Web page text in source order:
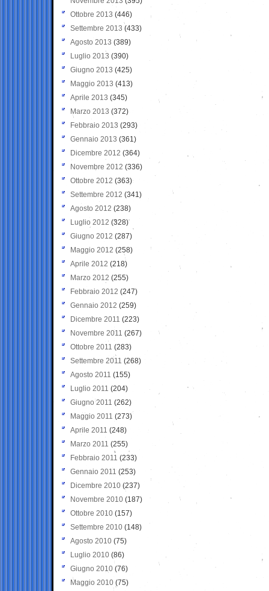
Ottobre 2013 (446)
Settembre 2013 (433)
Agosto 2013 (389)
Luglio 2013 (390)
Giugno 2013 (425)
Maggio 2013 (413)
Aprile 2013 (345)
Marzo 2013 (372)
Febbraio 2013 (293)
Gennaio 2013 (361)
Dicembre 2012 (364)
Novembre 2012 (336)
Ottobre 2012 (363)
Settembre 2012 (341)
Agosto 2012 (238)
Luglio 2012 (328)
Giugno 2012 (287)
Maggio 2012 (258)
Aprile 2012 (218)
Marzo 2012 (255)
Febbraio 2012 (247)
Gennaio 2012 (259)
Dicembre 2011 (223)
Novembre 2011 (267)
Ottobre 2011 (283)
Settembre 2011 (268)
Agosto 2011 (155)
Luglio 2011 (204)
Giugno 2011 (262)
Maggio 2011 (273)
Aprile 2011 (248)
Marzo 2011 (255)
Febbraio 2011 (233)
Gennaio 2011 (253)
Dicembre 2010 (237)
Novembre 2010 (187)
Ottobre 2010 (157)
Settembre 2010 (148)
Agosto 2010 (75)
Luglio 2010 (86)
Giugno 2010 (76)
Maggio 2010 (75)